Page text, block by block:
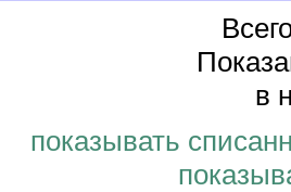
в
показывать